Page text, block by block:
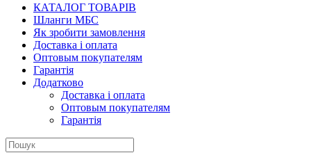
КАТАЛОГ ТОВАРІВ
Шланги МБС
Як зробити замовлення
Доставка і оплата
Оптовым покупателям
Гарантія
Додатково
Доставка і оплата
Оптовым покупателям
Гарантія